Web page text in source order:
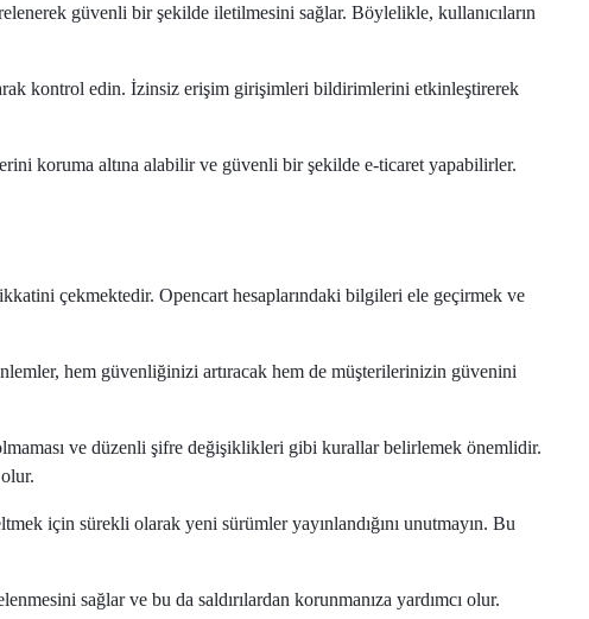
güvenli bir şekilde iletilmesini sağlar. Böylelikle, kullanıcıların
kontrol edin. İzinsiz erişim girişimleri bildirimlerini etkinleştirerek
koruma altına alabilir ve güvenli bir şekilde e-ticaret yapabilirler.
çekmektedir. Opencart hesaplarındaki bilgileri ele geçirmek ve
hem güvenliğinizi artıracak hem de müşterilerinizin güvenini
ve düzenli şifre değişiklikleri gibi kurallar belirlemek önemlidir.
için sürekli olarak yeni sürümler yayınlandığını unutmayın. Bu
sağlar ve bu da saldırılardan korunmanıza yardımcı olur.